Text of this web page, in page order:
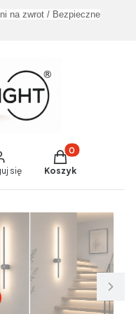
na zwrot / Bezpieczne
się
Produkty w
Koszyk